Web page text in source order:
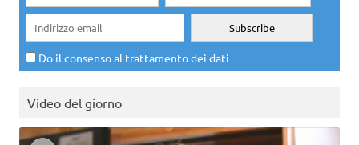
Do il consenso al trattamento dei dati
Video del giorno